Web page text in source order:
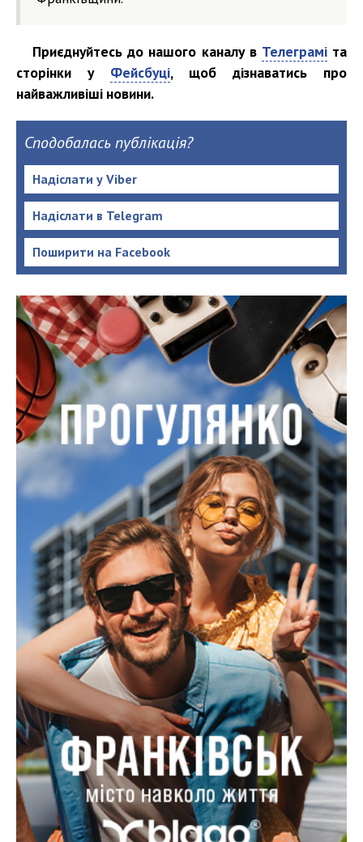
Приєднуйтесь до нашого каналу в Телеграміта
сторінки у Фейсбуці, щоб дізнаватись про
найважливіші новини.
Сподобалась публікація?
Надіслати у Viber
Надіслати в Telegram
Поширити на Facebook